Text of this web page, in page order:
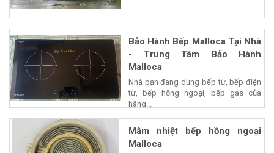
Bảo Hành Bếp Malloca Tại Nhà
- Trung Tâm Bảo Hành
Malloca
Nhà bạn đang dùng bếp từ, bếp điện
từ, bếp hồng ngoại, bếp gas của
hãng...
Mâm nhiệt bếp hồng ngoại
Malloca